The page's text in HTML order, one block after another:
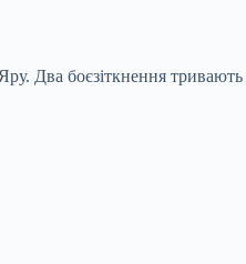
Два боєзіткнення